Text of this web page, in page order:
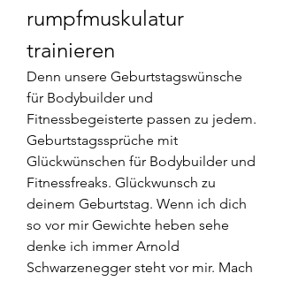
rumpfmuskulatur
trainieren
Denn unsere Geburtstagswünsche
für Bodybuilder und
Fitnessbegeisterte passen zu jedem.
Geburtstagssprüche mit
Glückwünschen für Bodybuilder und
Fitnessfreaks. Glückwunsch zu
deinem Geburtstag. Wenn ich dich
so vor mir Gewichte heben sehe
denke ich immer Arnold
Schwarzenegger steht vor mir. Mach